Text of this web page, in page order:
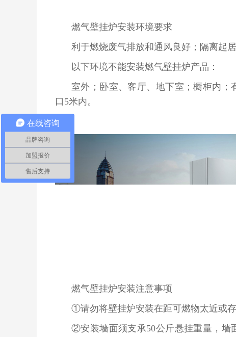
燃气壁挂炉安装环境要求
利于燃烧废气排放和通风良好；隔离起
以下环境不能安装燃气壁挂炉产品：
室外；卧室、客厅、地下室；橱柜内；
口5米内。
燃气壁挂炉安装注意事项
①请勿将壁挂炉安装在距可燃物太近或
②安装墙面须支承50公斤悬挂重量，墙
在线咨询
品牌咨询
加盟报价
售后支持